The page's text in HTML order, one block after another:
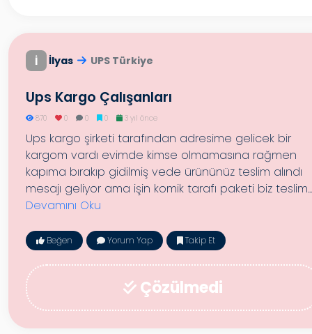
İ İlyas UPS Türkiye
Ups Kargo Çalışanları
870 0 0 0 3 yıl önce
Ups kargo şirketi tarafından adresime gelicek bir
kargom vardı evimde kimse olmamasına rağmen
kapıma bırakıp gidilmiş vede ürününüz teslim alındı
mesajı geliyor ama işin komik tarafı paketi biz teslim...
Devamını Oku
Beğen Yorum Yap Takip Et
Çözülmedi